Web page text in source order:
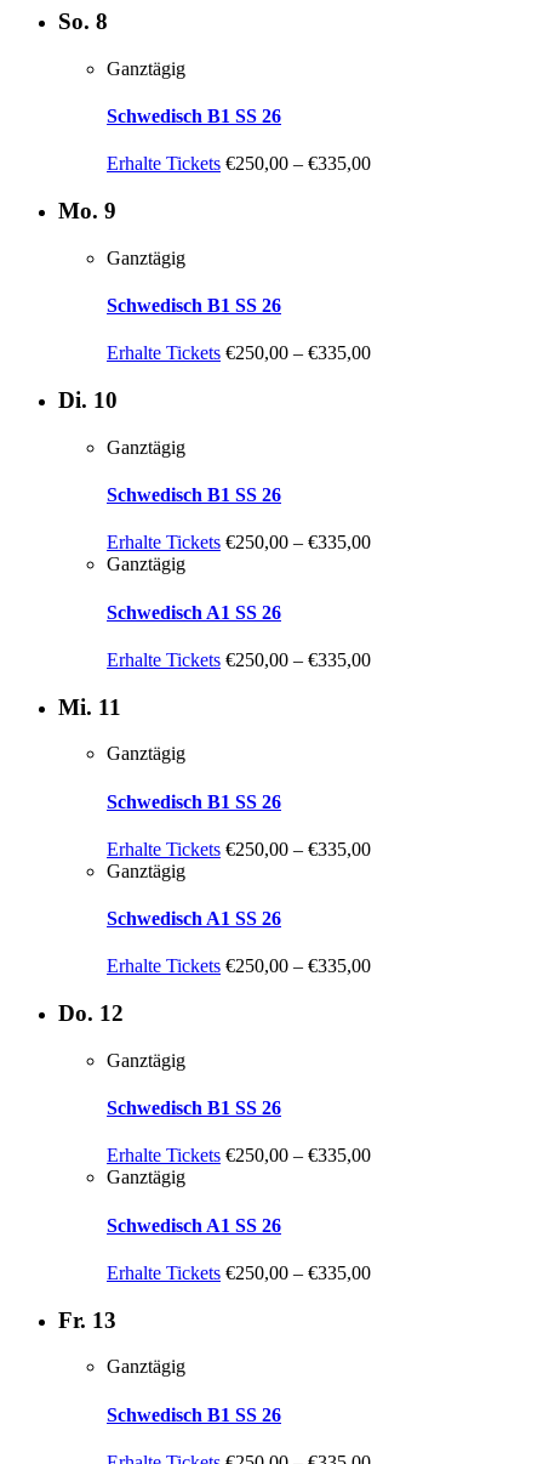
So. 8
Ganztägig
Schwedisch B1 SS 26
Erhalte Tickets €250,00 – €335,00
Mo. 9
Ganztägig
Schwedisch B1 SS 26
Erhalte Tickets €250,00 – €335,00
Di. 10
Ganztägig
Schwedisch B1 SS 26
Erhalte Tickets €250,00 – €335,00
Ganztägig
Schwedisch A1 SS 26
Erhalte Tickets €250,00 – €335,00
Mi. 11
Ganztägig
Schwedisch B1 SS 26
Erhalte Tickets €250,00 – €335,00
Ganztägig
Schwedisch A1 SS 26
Erhalte Tickets €250,00 – €335,00
Do. 12
Ganztägig
Schwedisch B1 SS 26
Erhalte Tickets €250,00 – €335,00
Ganztägig
Schwedisch A1 SS 26
Erhalte Tickets €250,00 – €335,00
Fr. 13
Ganztägig
Schwedisch B1 SS 26